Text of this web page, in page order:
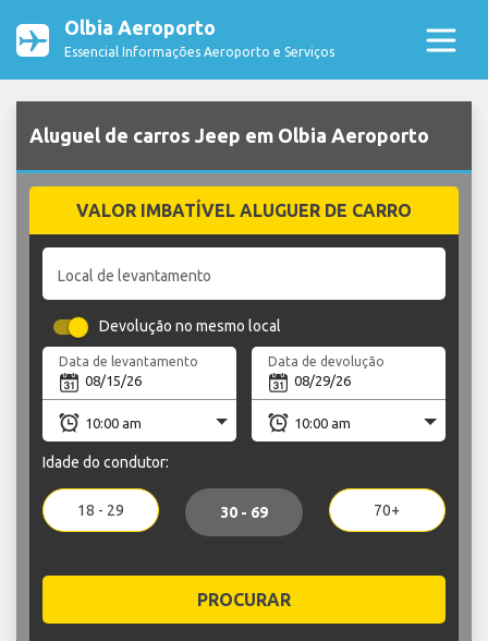
Olbia Aeroporto
Essencial Informações Aeroporto e Serviços
Aluguel de carros Jeep em Olbia Aeroporto
VALOR IMBATÍVEL ALUGUER DE CARRO
Local de levantamento
Devolução no mesmo local
Data de levantamento Data de devolução
Idade do condutor:
18 - 29 30 - 69 70+
PROCURAR